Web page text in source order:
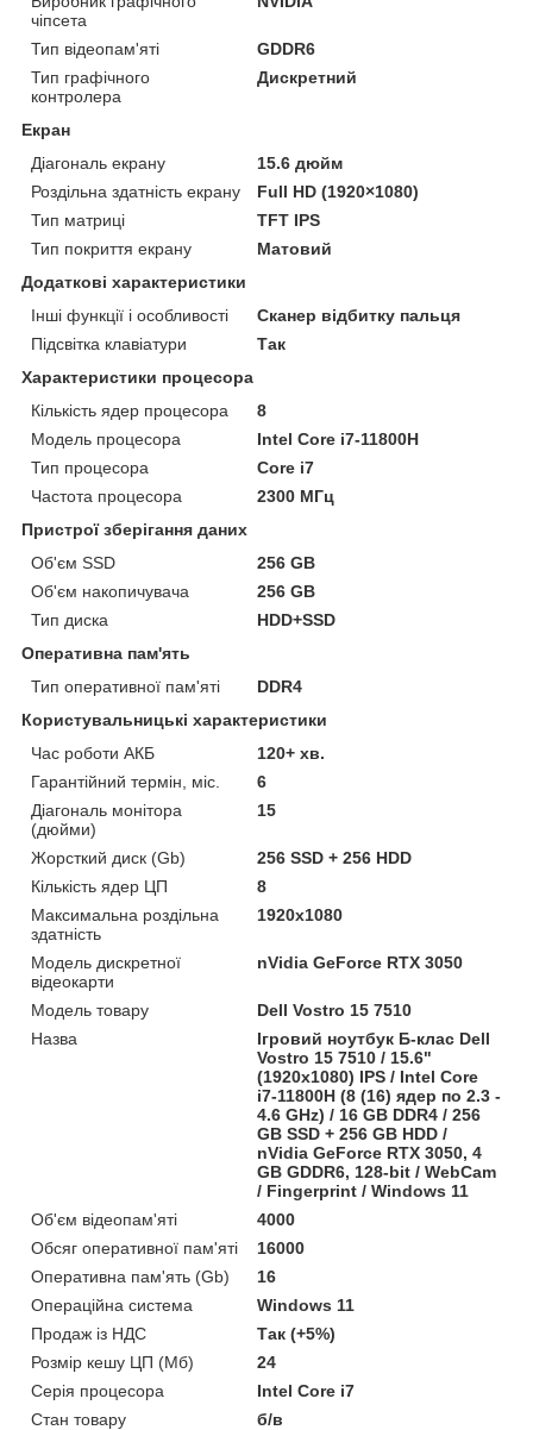
чіпсета
Тип відеопам'яті
GDDR6
Тип графічного
контролера
Дискретний
Екран
Діагональ екрану
15.6 дюйм
Роздільна здатність екрану
Full HD (1920×1080)
Тип матриці
TFT IPS
Тип покриття екрану
Матовий
Додаткові характеристики
Інші функції і особливості
Сканер відбитку пальця
Підсвітка клавіатури
Так
Характеристики процесора
Кількість ядер процесора
8
Модель процесора
Intel Core i7-11800H
Тип процесора
Core i7
Частота процесора
2300 МГц
Пристрої зберігання даних
Об'єм SSD
256 GB
Об'єм накопичувача
256 GB
Тип диска
HDD+SSD
Оперативна пам'ять
Тип оперативної пам'яті
DDR4
Користувальницькі характеристики
Час роботи АКБ
120+ хв.
Гарантійний термін, міс.
6
Діагональ монітора
(дюйми)
15
Жорсткий диск (Gb)
256 SSD + 256 HDD
Кількість ядер ЦП
8
Максимальна роздільна
здатність
1920x1080
Модель дискретної
відеокарти
nVidia GeForce RTX 3050
Модель товару
Dell Vostro 15 7510
Назва
Ігровий ноутбук Б-клас Dell
Vostro 15 7510 / 15.6"
(1920x1080) IPS / Intel Core
i7-11800H (8 (16) ядер по 2.3 -
4.6 GHz) / 16 GB DDR4 / 256
GB SSD + 256 GB HDD /
nVidia GeForce RTX 3050, 4
GB GDDR6, 128-bit / WebCam
/ Fingerprint / Windows 11
Об'єм відеопам'яті
4000
Обсяг оперативної пам'яті
16000
Оперативна пам'ять (Gb)
16
Операційна система
Windows 11
Продаж із НДС
Так (+5%)
Розмір кешу ЦП (Мб)
24
Серія процесора
Intel Core i7
Стан товару
б/в